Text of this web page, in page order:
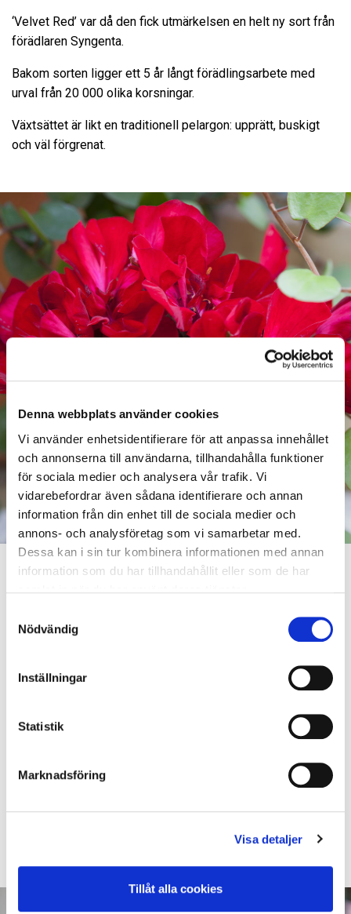
Denna webbplats använder cookies
Vi använder enhetsidentifierare för att anpassa innehållet
och annonserna till användarna, tillhandahålla funktioner
för sociala medier och analysera vår trafik. Vi
vidarebefordrar även sådana identifierare och annan
information från din enhet till de sociala medier och
annons- och analysföretag som vi samarbetar med.
Dessa kan i sin tur kombinera informationen med annan
information som du har tillhandahållit eller som de har
Nödvändig
Inställningar
Statistik
Marknadsföring
Visa detaljer
Tillåt alla cookies
‘Velvet Red’ var då den fick utmärkelsen en helt ny sort från
förädlaren Syngenta.
Bakom sorten ligger ett 5 år långt förädlingsarbete med
urval från 20 000 olika korsningar.
Växtsättet är likt en traditionell pelargon: upprätt, buskigt
och väl förgrenat.
JURYNS MOTIVERING
sitt unika färgspel.
‘Velvet Red’ är en på marknaden ny pelargonförädling som
begåvats med en efterlängtad mörkt sammetsröd färg.
Dess mörka blomfärg speglas i det mörkare bladverket och
på blomstjälkarna vilket gör sorten unik i sitt slag.
Vi känner att den kommer att få ett varmt mottagande hos
pelargonköparna och i framtiden synas på många balkonger
Årets Pelargon 2013 ‘Velvet Red’ har en härligt djupröd ton.